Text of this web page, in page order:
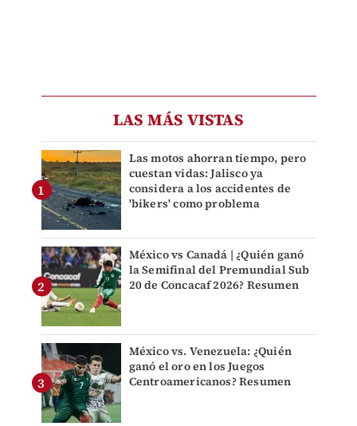
LAS MÁS VISTAS
Las motos ahorran tiempo, pero
cuestan vidas: Jalisco ya
considera a los accidentes de
'bikers' como problema
México vs Canadá | ¿Quién ganó
la Semifinal del Premundial Sub
20 de Concacaf 2026? Resumen
México vs. Venezuela: ¿Quién
ganó el oro en los Juegos
Centroamericanos? Resumen